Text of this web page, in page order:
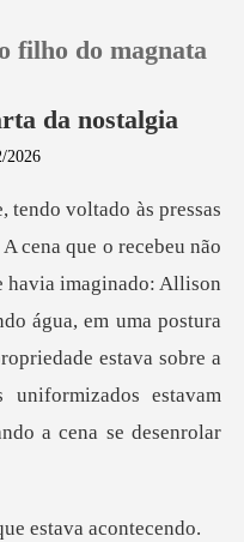
filho do magnata
da nostalgia
2026
havia imaginado: Allison
água, em uma postura
e
es